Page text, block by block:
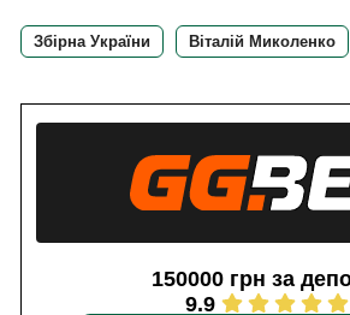
Збірна України Віталій Миколенко
150000 грн за
9.9